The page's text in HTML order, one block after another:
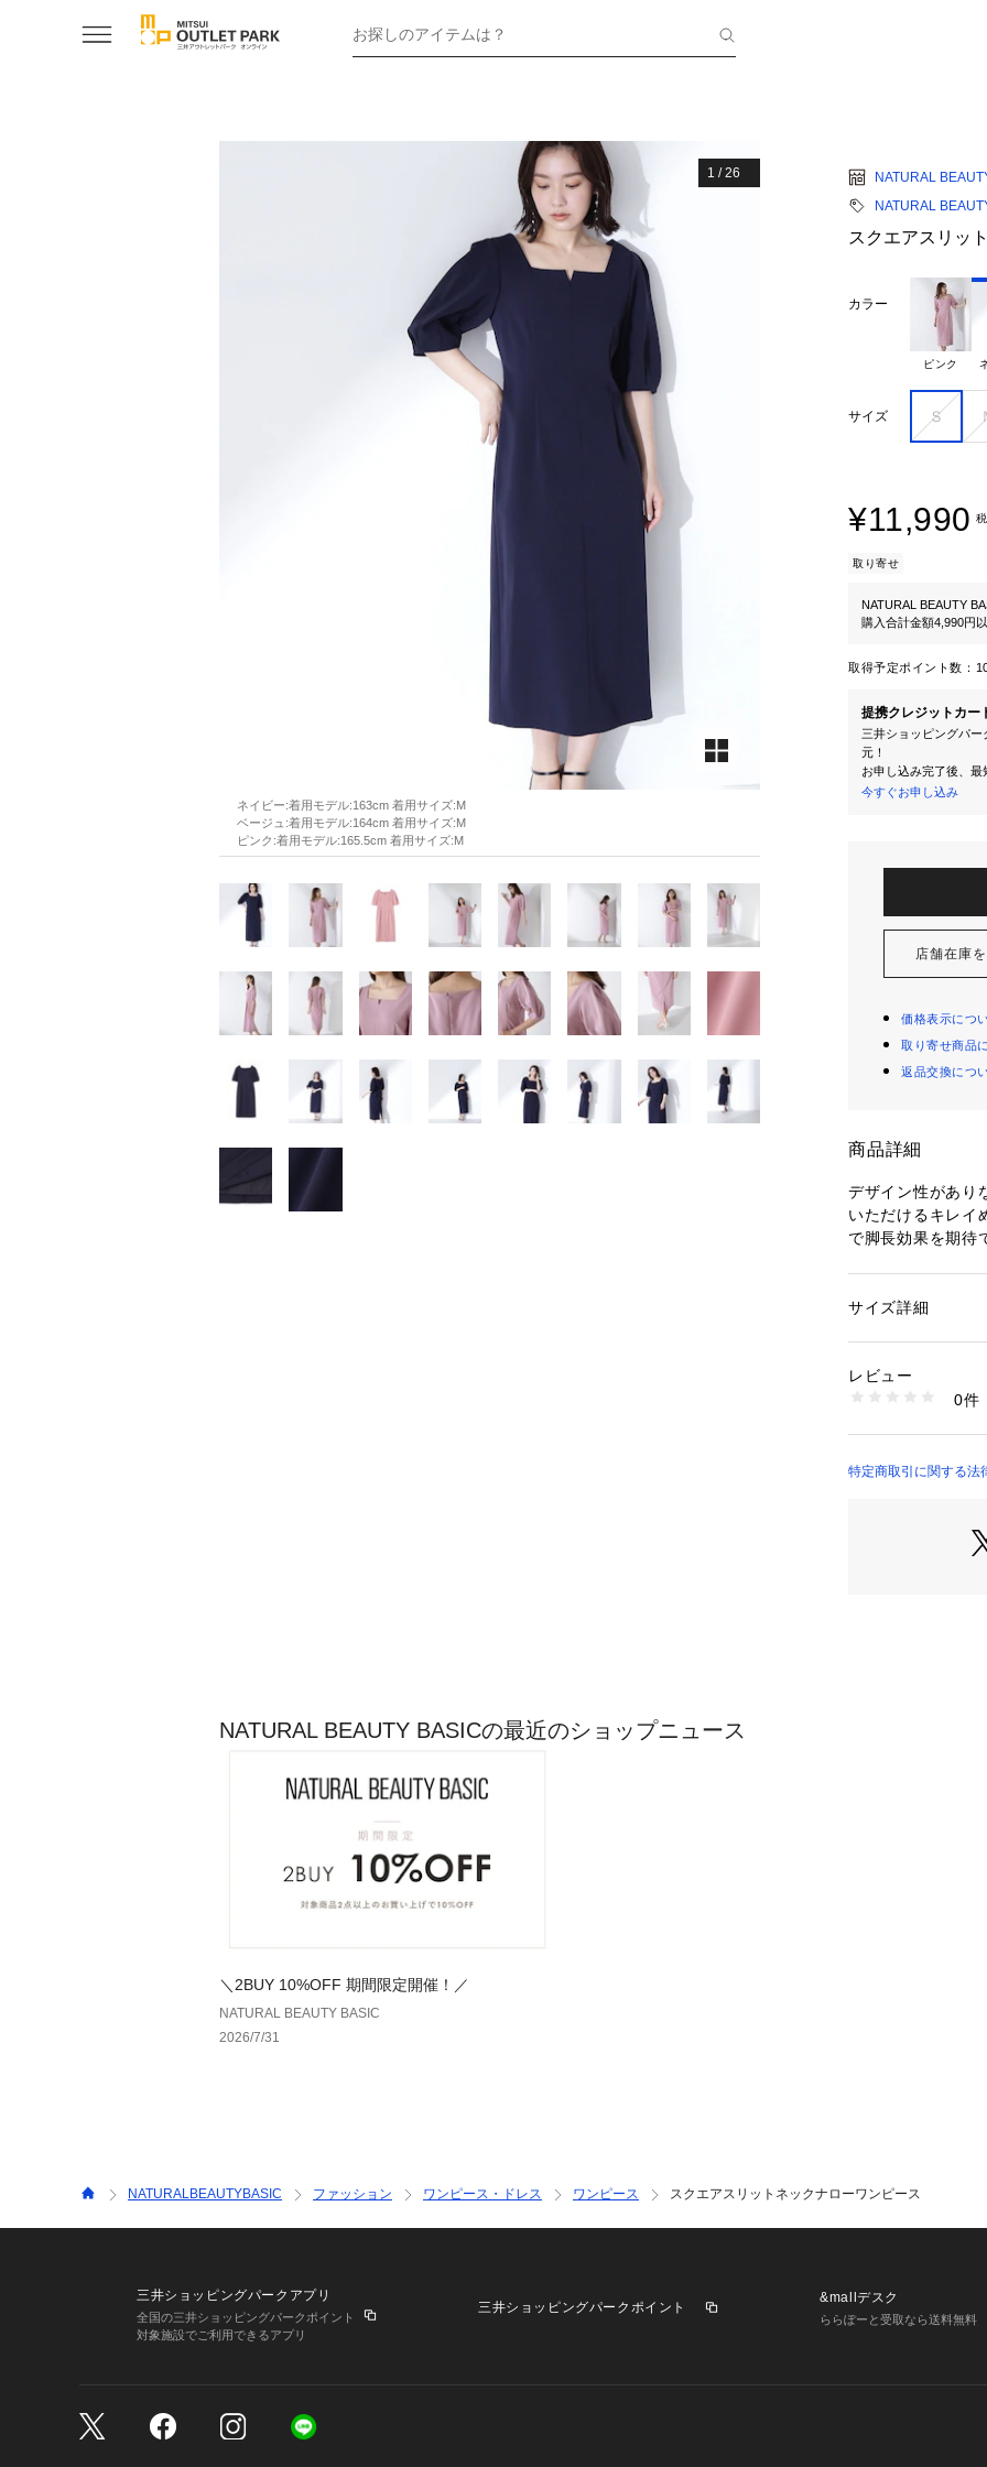
お探しのアイテムは？
1 /26
ネイビー:着用モデル:163cm 着用サイズ:M
ベージュ:着用モデル:164cm 着用サイズ:M
ピンク:着用モデル:165.5cm 着用サイズ:M
NATURAL
NATURAL
スクエアスリッ
カラー
ピンク
サイズ Ｓ
¥11,990
取り寄せ
NATURAL BEAUTY
購入合計金額4,990円
取得予定ポイント数：
提携クレジットカー
三井ショッピングパ
元！
お申し込み完了後、最
今すぐお申し込み
店舗在庫
価格表示につ
取り寄せ商品
返品交換につ
商品詳細
デザイン性があり
いただけるキレイ
で脚長効果を期待
れ、単品でも顔ま
透け感・なし / 光
性別：レディース
生産国：中国製
洗濯：40℃非常に弱
※詳しい洗濯方法に
商品番号：
サイズ詳細
レビュー
0件
特定商取引に関する法
NATURAL BEAUTY BASICの最近のショップニュース
＼2BUY 10%OFF 期間限定開催！／
NATURAL BEAUTY BASIC
2026/7/31
NATURALBEAUTYBASIC ファッション ワンピース・ドレス ワンピース スクエアスリットネックナローワンピース
三井ショッピングパークアプリ
全国の三井ショッピングパークポイント
対象施設でご利用できるアプリ
三井ショッピングパークポイント
&mallデスク
ららぽーと受取なら送料無料